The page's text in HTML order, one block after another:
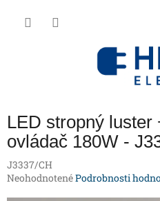
LED stropný luster
ovládač 180W -
J3337/CH
Priemerné
NeohodnotenéPodrobnosti